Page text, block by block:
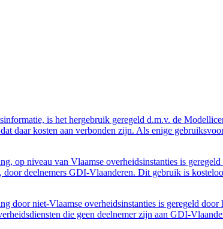
is het hergebruik geregeld d.m.v. de
daar kosten aan verbonden zijn. Als enige
op niveau van Vlaamse overheidsinstanties is
deelnemers GDI-Vlaanderen. Dit gebruik is
door niet-Vlaamse overheidsinstanties is geregeld
die geen deelnemer zijn aan GDI-